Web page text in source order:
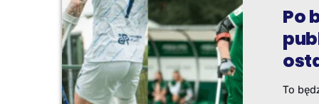
Po
To